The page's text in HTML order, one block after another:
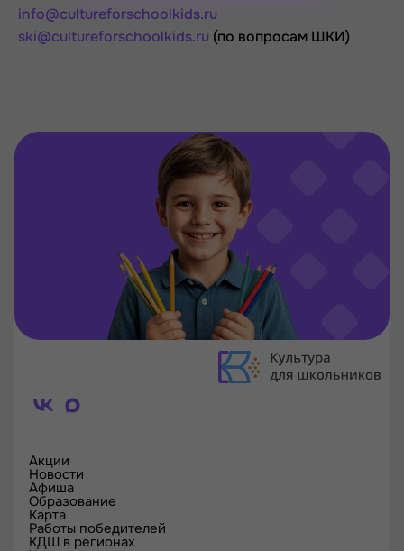
info@cultureforschoolkids.ru
ski@cultureforschoolkids.ru (по вопросам ШКИ)
Акции
Новости
Афиша
Образование
Карта
Работы победителей
КДШ в регионах